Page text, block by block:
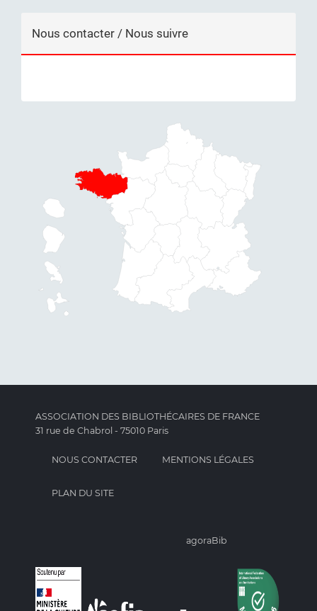
Nous contacter / Nous suivre
ASSOCIATION DES BIBLIOTHÉCAIRES DE FRANCE
31 rue de Chabrol - 75010 Paris
NOUS CONTACTER MENTIONS LÉGALES
PLAN DU SITE
agoraBib